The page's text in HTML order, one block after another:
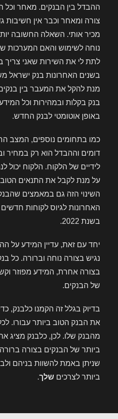
ההבדל בין הבנקים. מאחר וכל
צורה ומאחר וכבר אין
מכיר אותי. השאלה החשובה
נוחה לשימוש והאם המערכות
לתת לי את השירות שאני צריך
בשנים האחרונות בנק ישראל
מנת להקל את המעבר בין
בנק בקלות ובמהירות וכל
באופן אוטומטי לבנק החדש.
כמו בתחומים נוספים, המצב
דומים וההבדל הוא רק במחיר
לידיים של הלקוח. הלקוח יכול
על מנת לקבל את התנאים
השינוי הזה גם במאמצים
האחרונות לגיוס לקוחות
בשנת 2022.
יחד עם זאת, עדיין המידע על
נגיש בצורה נוחה וברורה. כל
בצורה אחרת, המידע מפוזר
של הבנקים.
בדיוק בגלל זה הקמנו כלבנק,
את הבנק הטוב ביותר עבורו.
מהבנק שלו. לכן, כלבנק מציג
ביותר של הבנקים בצורה ברורה
שניתן באמת להשוות בניהם
ביותר לצרכיםשלך.